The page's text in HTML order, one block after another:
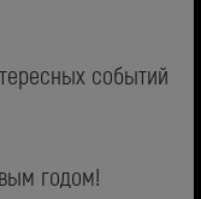
событий
годом!